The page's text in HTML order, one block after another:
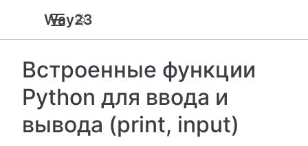
Way23
Встроенные функции
Python для ввода и
вывода (print, input)